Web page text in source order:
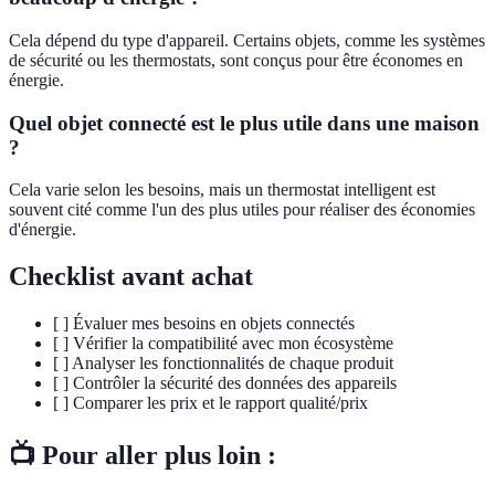
Cela dépend du type d'appareil. Certains objets, comme les systèmes
de sécurité ou les thermostats, sont conçus pour être économes en
énergie.
Quel objet connecté est le plus utile dans une maison
?
Cela varie selon les besoins, mais un thermostat intelligent est
souvent cité comme l'un des plus utiles pour réaliser des économies
d'énergie.
Checklist avant achat
[ ] Évaluer mes besoins en objets connectés
[ ] Vérifier la compatibilité avec mon écosystème
[ ] Analyser les fonctionnalités de chaque produit
[ ] Contrôler la sécurité des données des appareils
[ ] Comparer les prix et le rapport qualité/prix
📺 Pour aller plus loin :